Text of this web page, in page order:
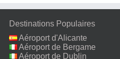
Destinations Populaires
Aéroport d'Alicante
Aéroport de Bergame
Aéroport de Dublin